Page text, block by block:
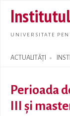
UNIVERSITATE
ACTUALITĂȚI
Search form
Perioada
III și